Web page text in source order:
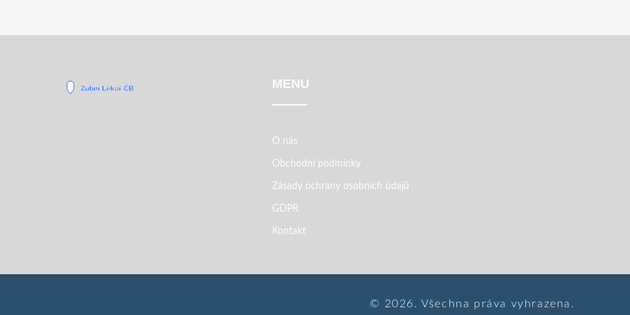
MENU
O nás
Obchodní podmínky
Zásady ochrany osobních údajů
GDPR
Kontakt
© 2026. Všechna práva vyhrazena.